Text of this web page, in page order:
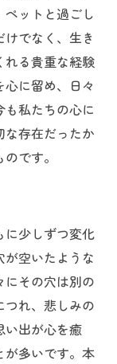
ットと過ごし
でなく、生き
れる貴重な経験
に留め、日々
私たちの心に
存在だったか
です。
に少しずつ変化
が空いたような
その穴は別の
れ、悲しみの
い出が心を癒
が多いです。本